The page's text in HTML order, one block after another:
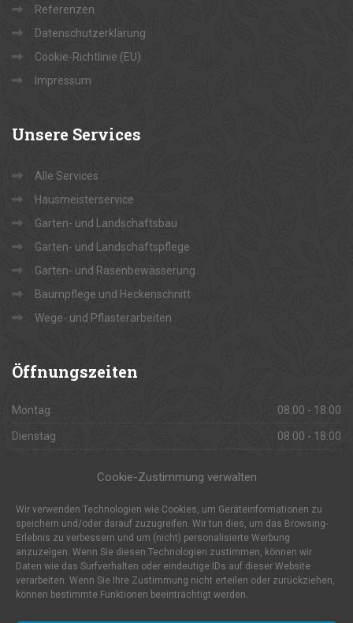
Cookie-Zustimmung verwalten
Wir verwenden Technologien wie Cookies, um Geräteinformationen zu
speichern und/oder darauf zuzugreifen. Wir tun dies, um das Browsing-
Erlebnis zu verbessern und um (nicht) personalisierte Werbung
anzuzeigen. Wenn Sie diesen Technologien zustimmen, können wir
Daten wie das Surfverhalten oder eindeutige IDs auf dieser Website
verarbeiten. Wenn Sie Ihre Zustimmung nicht erteilen oder zurückziehen,
können bestimmte Funktionen beeinträchtigt werden.
Referenzen
Datenschutzerklärung
Cookie-Richtlinie (EU)
Impressum
Unsere Services
Alle Services
Hausmeisterservice
Garten- und Landschaftsbau
Garten- und Landschaftspflege
Garten- und Rasenbewässerung
Baumpflege und Heckenschnitt
Wege- und Pflasterarbeiten
Öffnungszeiten
Montag 08:00 - 18:00
Dienstag 08:00 - 18:00
Freitag 08:00 - 18:00
Samstag 08:00 - 18:00
Sonntag Geschlossen